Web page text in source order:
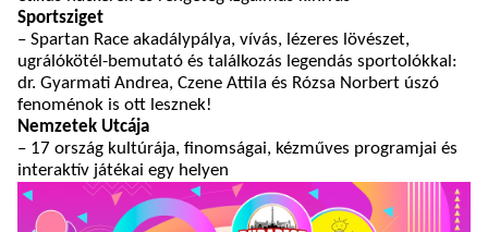
Sportsziget
– Spartan Race akadálypálya, vívás, lézeres lövészet,
ugrálókötél-bemutató és találkozás legendás sportolókkal:
dr. Gyarmati Andrea, Czene Attila és Rózsa Norbert úszó
fenoménok is ott lesznek!
Nemzetek Utcája
– 17 ország kultúrája, finomságai, kézműves programjai és
interaktív játékai egy helyen